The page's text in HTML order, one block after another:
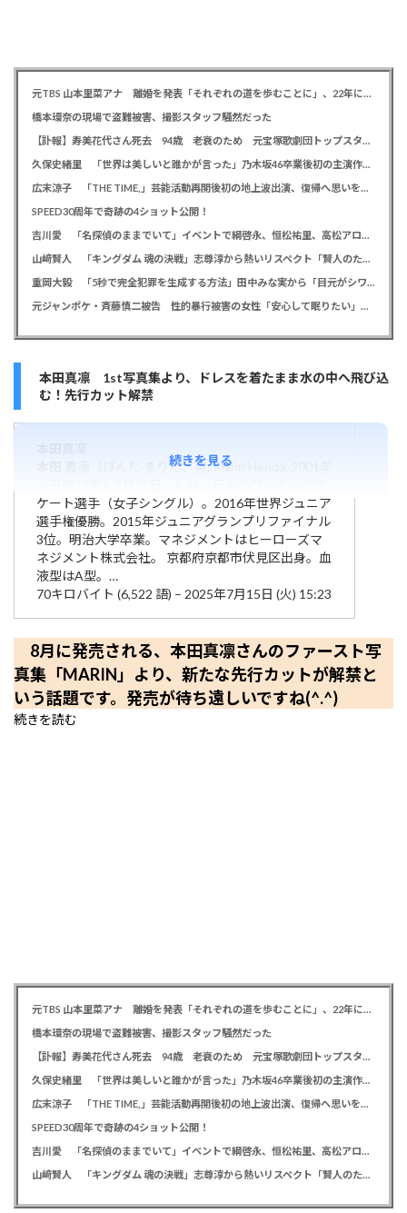
元TBS 山本里菜アナ 離婚を発表「それぞれの道を歩むことに」、22年に一般男性と結婚
橋本環奈の現場で盗難被害、撮影スタッフ騒然だった
【訃報】寿美花代さん死去 94歳 老衰のため 元宝塚歌劇団トップスター、夫は高島忠夫さん、息子は高嶋政宏・政伸
久保史緒里 「世界は美しいと誰かが言った」乃木坂46卒業後初の主演作で母親役に「すごく貴重な経験をさせていただいた」
広末涼子 「THE TIME,」芸能活動再開後初の地上波出演、復帰へ思いを告白「自分の弱い部分だったり…」
SPEED30周年で奇跡の4ショット公開！
吉川愛 「名探偵のままでいて」イベントで綱啓永、恒松祐里、高松アロハと息ピッタリの仲良しトーク
山﨑賢人 「キングダム 魂の決戦」志尊淳から熱いリスペクト「賢人のためだったらみんな頑張る」
重岡大毅 「5秒で完全犯罪を生成する方法」田中みな実から「目元がシワシワ」とダメ出し連発されたことを暴露
元ジャンポケ・斉藤慎二被告 性的暴行被害の女性「安心して眠りたい」「何も恐れず外を歩きたい」
本田真凛 1st写真集より、ドレスを着たまま水の中へ飛び込
む！先行カット解禁
凜（ほんだ まりん、英: Marin Honda, 2001年
ケート選手（女子シングル）。2016年世界ジュニア
選手権優勝。2015年ジュニアグランプリファイナル
3位。明治大学卒業。マネジメントはヒーローズマ
ネジメント株式会社。 京都府京都市伏見区出身。血
液型はA型。…
70キロバイト (6,522 語) – 2025年7月15日 (火) 15:23
8月に発売される、本田真凛さんのファースト写
真集「MARIN」より、新たな先行カットが解禁と
いう話題です。発売が待ち遠しいですね(^.^)
続きを読む
続きを見る
元TBS 山本里菜アナ 離婚を発表「それぞれの道を歩むことに」、22年に一般男性と結婚
橋本環奈の現場で盗難被害、撮影スタッフ騒然だった
【訃報】寿美花代さん死去 94歳 老衰のため 元宝塚歌劇団トップスター、夫は高島忠夫さん、息子は高嶋政宏・政伸
久保史緒里 「世界は美しいと誰かが言った」乃木坂46卒業後初の主演作で母親役に「すごく貴重な経験をさせていただいた」
広末涼子 「THE TIME,」芸能活動再開後初の地上波出演、復帰へ思いを告白「自分の弱い部分だったり…」
SPEED30周年で奇跡の4ショット公開！
吉川愛 「名探偵のままでいて」イベントで綱啓永、恒松祐里、高松アロハと息ピッタリの仲良しトーク
山﨑賢人 「キングダム 魂の決戦」志尊淳から熱いリスペクト「賢人のためだったらみんな頑張る」